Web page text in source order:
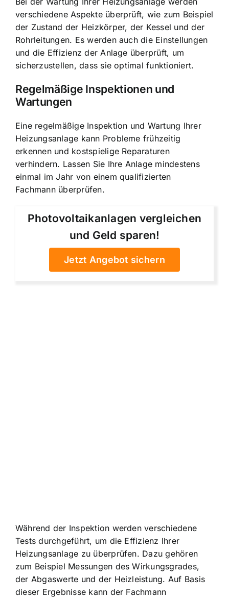
verschiedene Aspekte überprüft, wie zum Beispiel
der Zustand der Heizkörper, der Kessel und der
Rohrleitungen. Es werden auch die Einstellungen
und die Effizienz der Anlage überprüft, um
sicherzustellen, dass sie optimal funktioniert.
Regelmäßige Inspektionen und
Wartungen
Eine regelmäßige Inspektion und Wartung Ihrer
Heizungsanlage kann Probleme frühzeitig
erkennen und kostspielige Reparaturen
verhindern. Lassen Sie Ihre Anlage mindestens
einmal im Jahr von einem qualifizierten
Fachmann überprüfen.
Photovoltaikanlagen vergleichen
und Geld sparen!
Jetzt Angebot sichern
Während der Inspektion werden verschiedene
Tests durchgeführt, um die Effizienz Ihrer
Heizungsanlage zu überprüfen. Dazu gehören
zum Beispiel Messungen des Wirkungsgrades,
der Abgaswerte und der Heizleistung. Auf Basis
dieser Ergebnisse kann der Fachmann